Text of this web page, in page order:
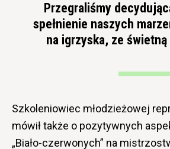
Przegraliśmy
spełnienie naszych
na igrzyska, ze świetną
Szkoleniowiec młodzieżowej
mówił także o pozytywnych
„Biało-czerwonych” na